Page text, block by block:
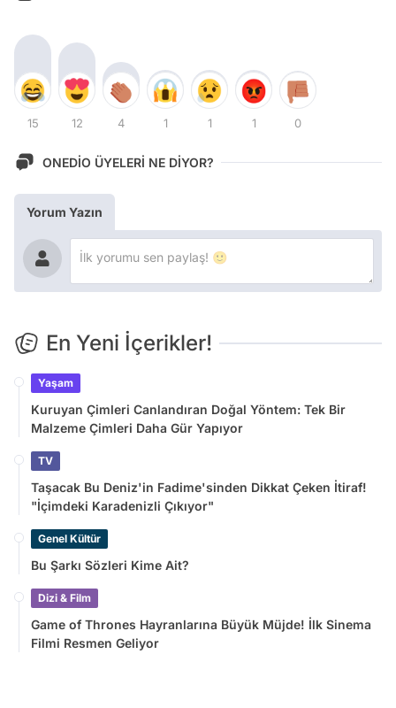
15 12 4 1 1 1 0
ONEDİO ÜYELERİ NE DİYOR?
Yorum Yazın
En Yeni İçerikler!
Yaşam
Kuruyan Çimleri Canlandıran Doğal Yöntem: Tek Bir
Malzeme Çimleri Daha Gür Yapıyor
TV
Taşacak Bu Deniz'in Fadime'sinden Dikkat Çeken İtiraf!
"İçimdeki Karadenizli Çıkıyor"
Genel Kültür
Bu Şarkı Sözleri Kime Ait?
Dizi & Film
Game of Thrones Hayranlarına Büyük Müjde! İlk Sinema
Filmi Resmen Geliyor